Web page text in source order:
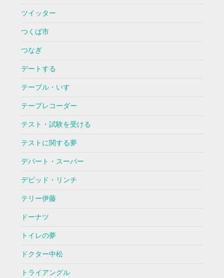
ツイッター
つくば市
つなぎ
デートする
テーブル・いす
テープレコーダー
テスト・試験を受ける
テストに関する夢
デパート・スーパー
デビッド・リンチ
テリー伊藤
ドーナツ
トイレの夢
ドクター中松
トライアングル